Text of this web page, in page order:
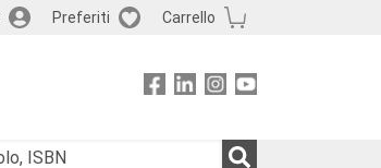
Preferiti Carrello